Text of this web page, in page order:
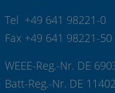
Tel +49 641 98221-0
Fax +49 641 98221-50
WEEE-Reg.-Nr. DE
Batt-Reg.-Nr. DE